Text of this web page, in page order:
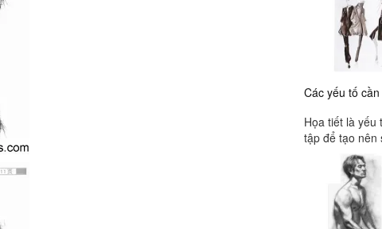
Các yếu tố
Họa tiết là yếu
tập để tạo nên